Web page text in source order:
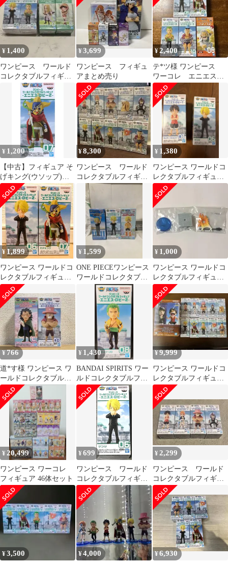
ニエス・ロビー2-
¥ 1,400
ワンピース ワールド
コレクタブルフィギュ
ア 4点まとめ売り
¥3,699
ワンピース フィギュ
アまとめ売り
¥2,400
テ*ツ様 ワンピース
ワーコレ エニエス・
ロビー
¥ 1,200
【中古】フィギュア そ
げキング(ウソップ)
「ワンピース」 ワール
ドコレクタブルフィギ
ュア -エニエス・ロビ
ー2-
¥8,300
ワンピース ワールド
コレクタブルフィギュ
ア エニエスロビー１
＆２ 全種セット
¥ 1,380
ワンピース ワールドコ
レクタブルフィギュア
エニエス・ロビー 2種
¥ 1,899
ワンピース ワールドコ
レクタブルフィギュア
エニエス・ロビー サン
ジ そげキング
¥ 1,599
ONE PIECEワンピース
ワールドコレクタブル
フィギュア サンジ 3種
セット
¥ 1,000
ワンピース ワールドコ
レクタブルフィギュア
エニエス・ロビー2 世
界政府の旗
¥766
道*す様 ワンピース ワ
ールドコレクタブルフ
ィギュア（ワーコ
レ） チョッパー ド
¥ 1,430
BANDAI SPIRITS ワー
ルドコレクタブルフィ
ギュア エニエス・ロビ
ー2 ゾロ
¥9,999
ワンピース ワールドコ
レクタブルフィギュア
エニエスロビー コンプ
リートセット
¥ 20,499
ワンピース ワーコレ
フィギュア 46体セット
¥699
ワンピース ワールド
コレクタブルフィギュ
ア エニエス・ロビー
2 サンジ06
¥ 2,299
ワンピース ワールド
コレクタブルフィギュ
ア エニエスロビー1
¥3,500 ¥4,000 ¥6,930